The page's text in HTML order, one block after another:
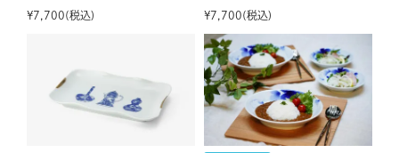
¥7,700 税込 ¥7,700 税込